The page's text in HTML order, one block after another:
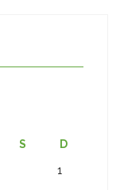
S D
1